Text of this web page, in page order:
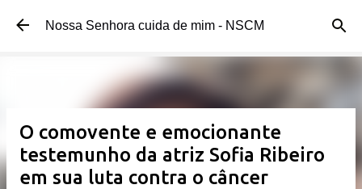
Pular para o conteúdo principal
Nossa Senhora cuida de mim - NSCM
O comovente e emocionante
testemunho da atriz Sofia Ribeiro
em sua luta contra o câncer